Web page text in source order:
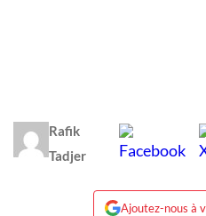
Rafik
Tadjer
Ajoutez-nous à